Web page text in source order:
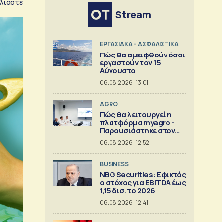
Stream
ΕΡΓΑΣΙΑΚΑ – ΑΣΦΑΛΙΣΤΙΚΑ
Πώς θα αμειφθούν όσοι
εργαστούν τον 15
Αύγουστο
06.08.2026 | 13:01
AGRO
Πώς θα λειτουργεί η
πλατφόρμα myagro -
Παρουσιάστηκε στον
Μητσοτάκη
06.08.2026 | 12:52
BUSINESS
NBG Securities: Εφικτός
ο στόχος για EBITDA έως
1,15 δισ. το 2026
06.08.2026 | 12:41